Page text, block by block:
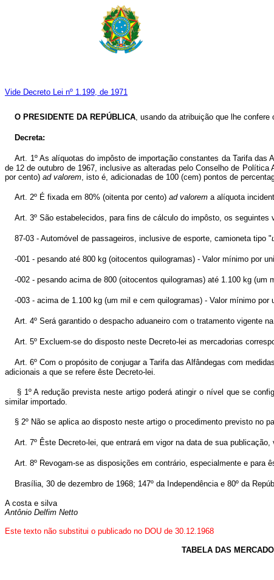
Vide Decreto Lei nº 1.199, de 1971
O PRESIDENTE DA REPÚBLICA, usando da atribuição que lhe confere
Decreta:
Art. 1º As alíquotas do impôsto de importação constantes da Tarifa das
de 12 de outubro de 1967, inclusive as alteradas pelo Conselho de
por cento) ad valorem, isto é, adicionadas de 100 (cem) pontos de
Art. 2º É fixada em 80% (oitenta por cento) ad valorem a alíquota
Art. 3º São estabelecidos, para fins de cálculo do impôsto, os
87-03 - Automóvel de passageiros, inclusive de esporte, camioneta tipo "
-001 - pesando até 800 kg (oitocentos quilogramas) - Valor mínimo por
-002 - pesando acima de 800 (oitocentos quilogramas) até 1.100 kg
-003 - acima de 1.100 kg (um mil e cem quilogramas) - Valor mínimo por
Art. 4º Será garantido o despacho aduaneiro com o tratamento vigente
Art. 5º Excluem-se do disposto neste Decreto-lei as mercadorias
Art. 6º Com o propósito de conjugar a Tarifa das Alfândegas com
adicionais a que se refere êste Decreto-lei.
§ 1º A redução prevista neste artigo poderá atingir o nível que se
similar importado.
§ 2º Não se aplica ao disposto neste artigo o procedimento previsto no
Art. 7º Êste Decreto-lei, que entrará em vigor na data de sua
Art. 8º Revogam-se as disposições em contrário, especialmente e para
Brasília, 30 de dezembro de 1968; 147º da Independência e 80º da
A costa e silva
Antônio Delfim Netto
Este texto não substitui o publicado no DOU de 30.12.1968
TABELA DAS